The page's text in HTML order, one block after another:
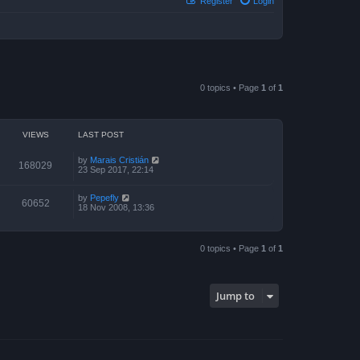
0 topics • Page 1 of 1
VIEWS LAST POST
168029 by Marais Cristián
23 Sep 2017, 22:14
60652 by Pepefly
18 Nov 2008, 13:36
0 topics • Page 1 of 1
Jump to